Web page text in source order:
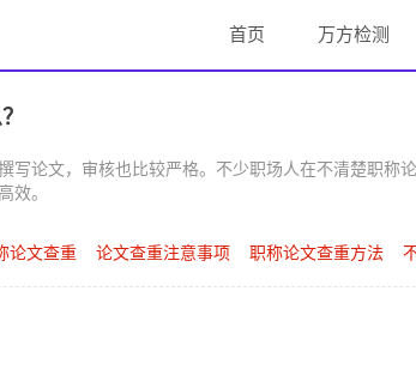
首页 万方检测
写论文，审核也比较严格。不少职场人在不清楚职称
效。
论文查重 论文查重注意事项 职称论文查重方法 不同单位职称